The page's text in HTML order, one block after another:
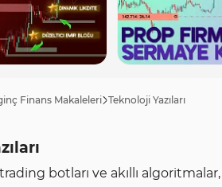
Finans Makaleleri Teknoloji Yazıları
trading botları ve akıllı